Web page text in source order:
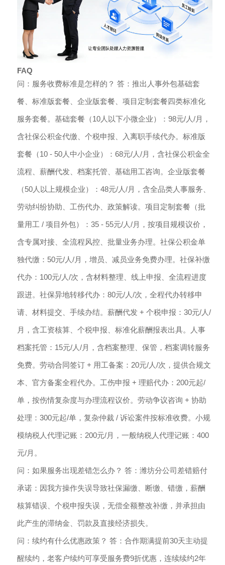
FAQ
问：服务收费标准是怎样的？ 答：推出人事外包基础套
餐、标准版套餐、企业版套餐、项目定制套餐四类标准化
服务套餐。基础套餐（10人以下小微企业）：98元/人/月，
含社保公积金代缴、个税申报、入离职手续代办。标准版
套餐（10 - 50人中小企业）：68元/人/月，含社保公积金全
流程、薪酬代发、档案托管、基础用工咨询。企业版套餐
（50人以上规模企业）：48元/人/月，含全品类人事服务、
劳动纠纷协助、工伤代办、政策解读。项目定制套餐（批
量用工 / 项目外包）：35 - 55元/人/月，按项目规模议价，
含专属对接、全流程风控、批量业务办理。社保公积金单
独代缴：50元/人/月，增员、减员业务免费办理。社保补缴
代办：100元/人/次，含材料整理、线上申报、全流程进度
跟进。社保异地转移代办：80元/人/次，全程代办转移申
请、材料提交、手续办结。薪酬代发 + 个税申报：30元/人/
月，含工资核算、个税申报、标准化薪酬报表出具。人事
档案托管：15元/人/月，含档案整理、保管，档案调转服务
免费。劳动合同签订 + 用工备案：20元/人/次，提供合规文
本、官方备案全程代办。工伤申报 + 理赔代办：200元起/
单，按伤情复杂度与办理流程议价。劳动争议咨询 + 协助
处理：300元起/单，复杂仲裁 / 诉讼案件按标准收费。小规
模纳税人代理记账：200元/月，一般纳税人代理记账：400
元/月。
问：如果服务出现差错怎么办？ 答：潍坊分公司差错赔付
承诺：因我方操作失误导致社保漏缴、断缴、错缴，薪酬
核算错误、个税申报失误，无偿全额整改补缴，并承担由
此产生的滞纳金、罚款及直接经济损失。
问：续约有什么优惠政策？ 答：合作期满提前30天主动提
醒续约，老客户续约可享受服务费9折优惠，连续续约2年